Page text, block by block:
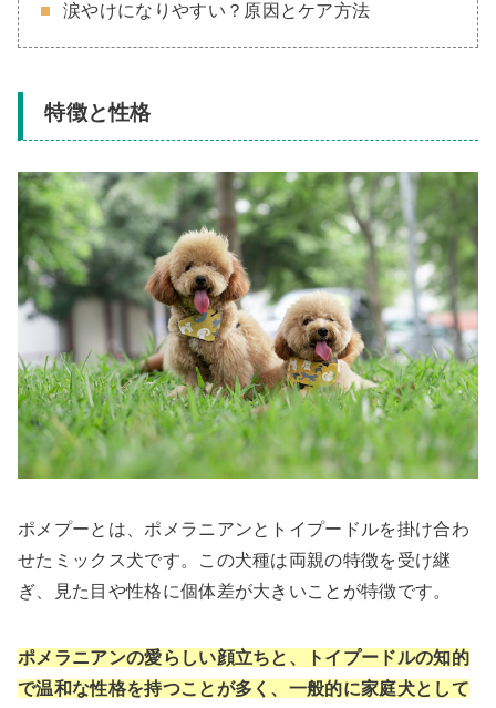
涙やけになりやすい？原因とケア方法
特徴と性格
ポメプーとは、ポメラニアンとトイプードルを掛け合わ
せたミックス犬です。この犬種は両親の特徴を受け継
ぎ、見た目や性格に個体差が大きいことが特徴です。
ポメラニアンの愛らしい顔立ちと、トイプードルの知的
で温和な性格を持つことが多く、一般的に家庭犬として